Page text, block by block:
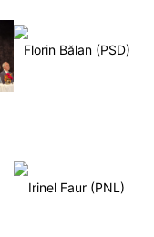
Florin Bălan (PSD)
Irinel Faur (PNL)